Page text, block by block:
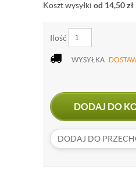
Koszt wysyłki od 14,50zł
Ilość
WYSYŁKA
DODAJ DO
DODAJ DO